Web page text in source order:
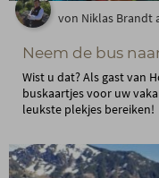
von Niklas Brandt
Neem de bus
Wist u dat? Als gast van
buskaartjes voor uw
leukste plekjes bereiken!